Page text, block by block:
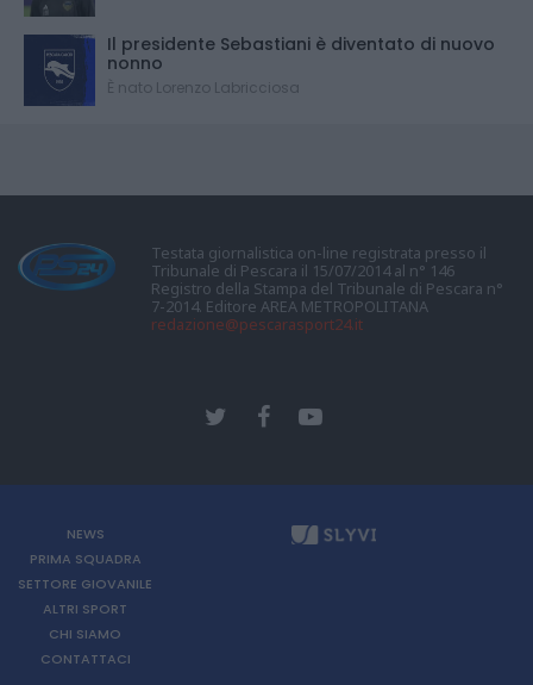
Il presidente Sebastiani è diventato di nuovo
nonno
È nato Lorenzo Labricciosa
Testata giornalistica on-line registrata presso il
Tribunale di Pescara il 15/07/2014 al n° 146
Registro della Stampa del Tribunale di Pescara n°
7-2014. Editore AREA METROPOLITANA
redazione@pescarasport24.it
NEWS
PRIMA SQUADRA
SETTORE GIOVANILE
ALTRI SPORT
CHI SIAMO
CONTATTACI